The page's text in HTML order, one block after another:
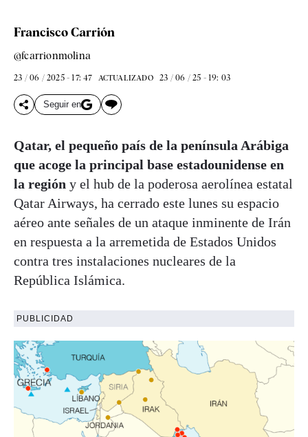
Francisco Carrión
@fcarrionmolina
23 / 06 / 2025 - 17: 47 ACTUALIZADO 23 / 06 / 25 - 19: 03
Seguir en
Qatar, el pequeño país de la península Arábiga
que acoge la principal base estadounidense en
la región y el hub de la poderosa aerolínea estatal
Qatar Airways, ha cerrado este lunes su espacio
aéreo ante señales de un ataque inminente de Irán
en respuesta a la arremetida de Estados Unidos
contra tres instalaciones nucleares de la
República Islámica.
PUBLICIDAD